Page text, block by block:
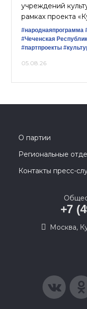
учреждений
рамках проекта
#народнаяпрограмма
#Чеченская
#партпроекты
05.08.26
О партии
Региональные
Контакты пресс-
+7
Москва,